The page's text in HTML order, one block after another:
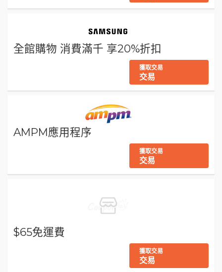
全館購物 消費滿千 享20%折扣
獲取交易
交易
AMPM應用程序
獲取交易
交易
$65免運費
獲取交易
交易